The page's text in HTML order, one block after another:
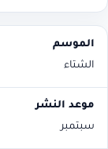
الشتاء
سبتمبر